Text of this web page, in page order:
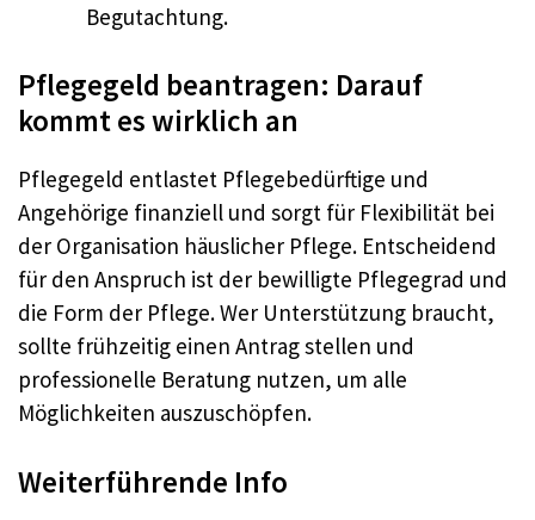
Begutachtung.
Pflegegeld beantragen: Darauf
kommt es wirklich an
Pflegegeld entlastet Pflegebedürftige und
Angehörige finanziell und sorgt für Flexibilität bei
der Organisation häuslicher Pflege. Entscheidend
für den Anspruch ist der bewilligte Pflegegrad und
die Form der Pflege. Wer Unterstützung braucht,
sollte frühzeitig einen Antrag stellen und
professionelle Beratung nutzen, um alle
Möglichkeiten auszuschöpfen.
Weiterführende Info